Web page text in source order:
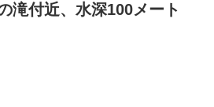
滝付近、水深100メート